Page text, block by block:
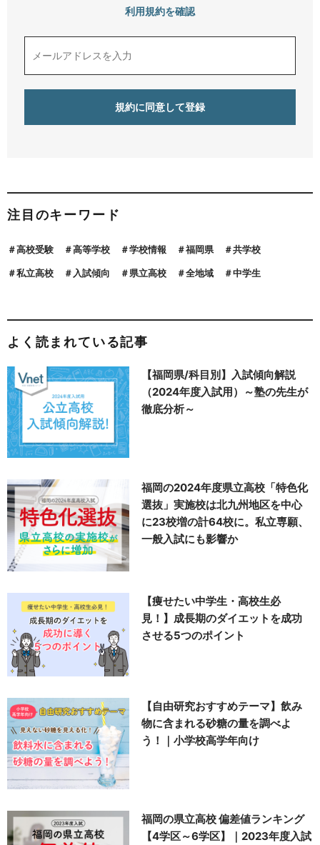
利用規約を確認
注目のキーワード
高校受験 高等学校 学校情報 福岡県 共学校
私立高校 入試傾向 県立高校 全地域 中学生
よく読まれている記事
【福岡県/科目別】入試傾向解説
（2024年度入試用）～塾の先生が
徹底分析～
福岡の2024年度県立高校「特色化
選抜」実施校は北九州地区を中心
に23校増の計64校に。私立専願、
一般入試にも影響か
【痩せたい中学生・高校生必
見！】成長期のダイエットを成功
させる5つのポイント
【自由研究おすすめテーマ】飲み
物に含まれる砂糖の量を調べよ
う！｜小学校高学年向け
福岡の県立高校 偏差値ランキング
【4学区～6学区】｜2023年度入試